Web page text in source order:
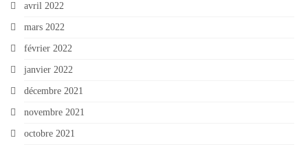
avril 2022
mars 2022
février 2022
janvier 2022
décembre 2021
novembre 2021
octobre 2021